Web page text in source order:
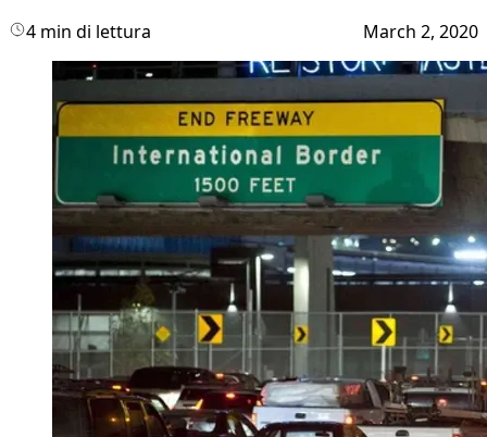
4 min di lettura March 2, 2020